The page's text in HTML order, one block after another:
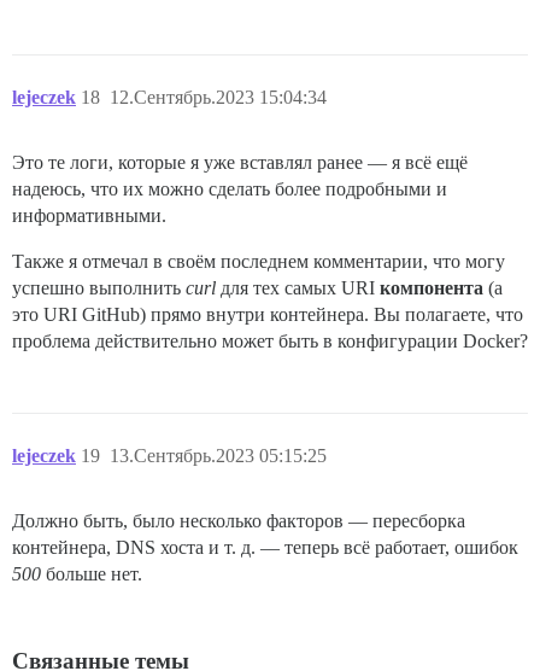
lejeczek 12.Сентябрь.2023 15:04:34
18
Это те логи, которые я уже вставлял ранее — я всё ещё
надеюсь, что их можно сделать более подробными и
информативными.
Также я отмечал в своём последнем комментарии, что могу
успешно выполнить curl для тех самых URI компонента (а
это URI GitHub) прямо внутри контейнера. Вы полагаете, что
проблема действительно может быть в конфигурации Docker?
lejeczek 13.Сентябрь.2023 05:15:25
19
Должно быть, было несколько факторов — пересборка
контейнера, DNS хоста и т. д. — теперь всё работает, ошибок
500 больше нет.
Связанные темы